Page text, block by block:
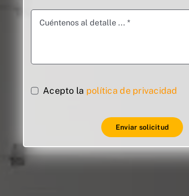
Acepto la política de privacidad
Enviar solicitud